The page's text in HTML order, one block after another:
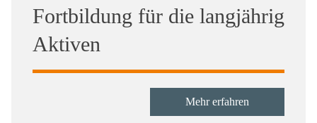
Fortbildung für die langjährig
Aktiven
Mehr erfahren